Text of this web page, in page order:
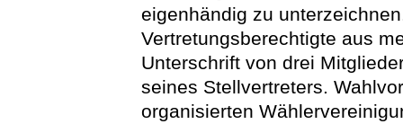
eigenhändig zu
Vertretungsberechtigte aus
Unterschrift von drei
seines Stellvertreters.
organisierten